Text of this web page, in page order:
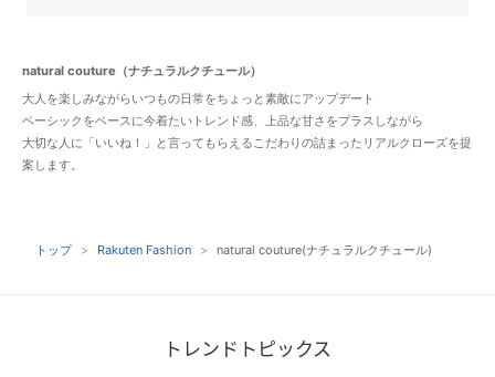
natural couture（ナチュラルクチュール）
大人を楽しみながらいつもの日常をちょっと素敵にアップデート
ベーシックをベースに今着たいトレンド感、上品な甘さをプラスしながら
大切な人に「いいね！」と言ってもらえるこだわりの詰まったリアルクローズを提
案します。
トップ Rakuten Fashion natural couture(ナチュラルクチュール)
トレンドトピックス